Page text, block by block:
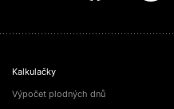
Kalkulačky
Výpočet plodných dnů